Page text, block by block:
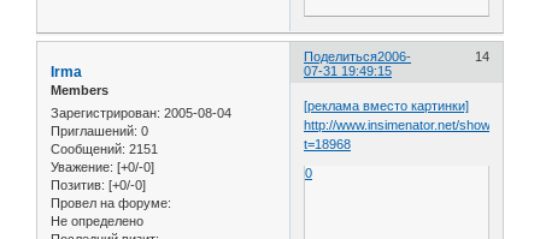
Поделиться 14
2006-
07-31 19:49:15
Irma
Members
Зарегистрирован: 2005-08-04
Приглашений: 0
Сообщений: 2151
Уважение: [+0/-0]
Позитив: [+0/-0]
Провел на форуме:
Не определено
[реклама вместо картинки]
http://www.insimenator.net/
t=18968
0